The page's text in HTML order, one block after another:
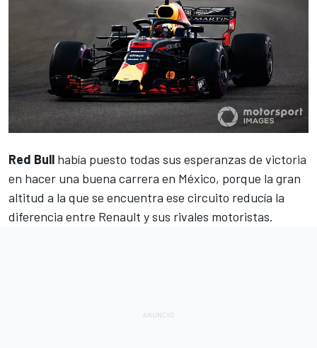
Red Bull había puesto todas sus esperanzas de victoria
en hacer una buena carrera en México, porque la gran
altitud a la que se encuentra ese circuito reducía la
diferencia entre Renault y sus rivales motoristas.